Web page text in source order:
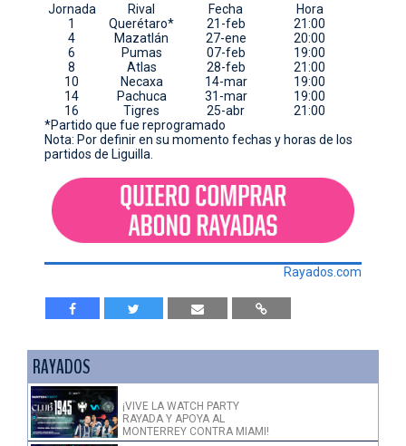
Jornada
Rival Fecha
Hora
1
Querétaro* 21-feb
21:00
4
Mazatlán 27-ene
20:00
6
Pumas 07-feb
19:00
8
Atlas 28-feb
21:00
10
Necaxa 14-mar
19:00
14
Pachuca 31-mar
19:00
16
Tigres 25-abr
21:00
*Partido que fue reprogramado
Nota: Por definir en su momento fechas y horas de los
partidos de Liguilla.
Rayados.com
RAYADOS
¡VIVE LA WATCH PARTY
RAYADA Y APOYA AL
MONTERREY CONTRA MIAMI!